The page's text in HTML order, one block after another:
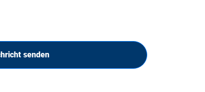
senden